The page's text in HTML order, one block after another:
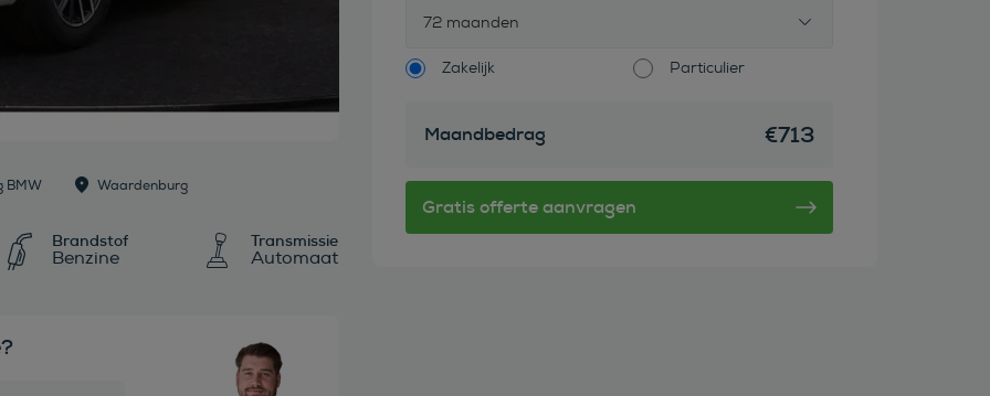
BMW Waardenburg
Brandstof
Benzine
Transmissie
Automaat
72 maanden
Zakelijk Particulier
Maandbedrag €713